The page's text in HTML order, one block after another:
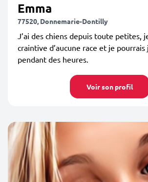
Emma
77520, Donnemarie-Dontilly
J’ai des chiens depuis toute petites,
craintive d’aucune race et je
pendant des heures.
Voir son profil